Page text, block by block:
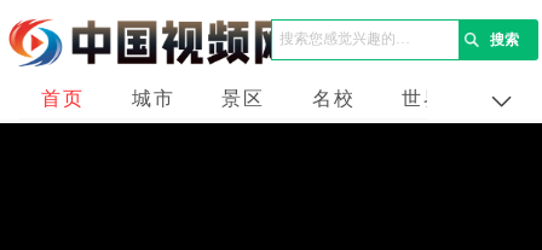
首页 城市 景区 名校 世界 企业